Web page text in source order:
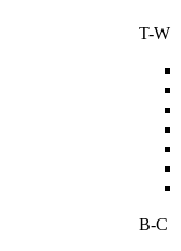
T-W
В-С